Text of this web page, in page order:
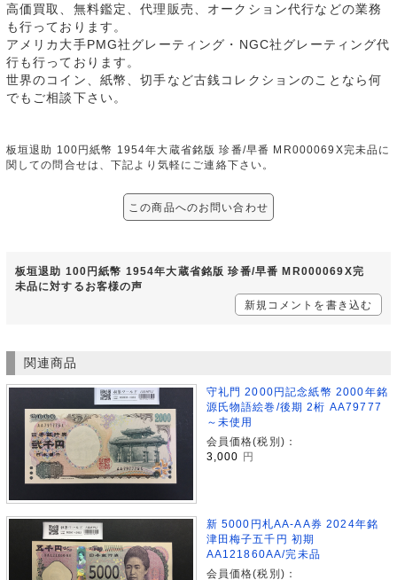
高価買取、無料鑑定、代理販売、オークション代行などの業務
も行っております。
アメリカ大手PMG社グレーティング・NGC社グレーティング代
行も行っております。
世界のコイン、紙幣、切手など古銭コレクションのことなら何
でもご相談下さい。
板垣退助 100円紙幣 1954年大蔵省銘版 珍番/早番 MR000069X完未品に
関しての問合せは、下記より気軽にご連絡下さい。
この商品へのお問い合わせ
板垣退助 100円紙幣 1954年大蔵省銘版 珍番/早番 MR000069X完
未品に対するお客様の声
新規コメントを書き込む
関連商品
守礼門 2000円記念紙幣 2000年銘
源氏物語絵巻/後期 2桁 AA79777
～未使用
会員価格(税別)：
3,000
円
新 5000円札AA-AA券 2024年銘
津田梅子五千円 初期
AA121860AA/完未品
会員価格(税別)：